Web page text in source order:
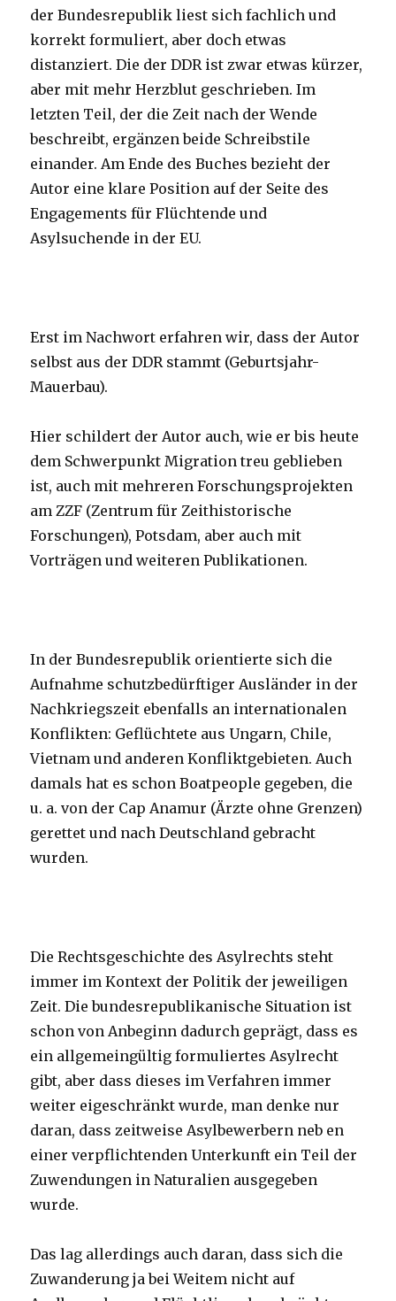
der Bundesrepublik liest sich fachlich und
korrekt formuliert, aber doch etwas
distanziert. Die der DDR ist zwar etwas kürzer,
aber mit mehr Herzblut geschrieben. Im
letzten Teil, der die Zeit nach der Wende
beschreibt, ergänzen beide Schreibstile
einander. Am Ende des Buches bezieht der
Autor eine klare Position auf der Seite des
Engagements für Flüchtende und
Asylsuchende in der EU.
Erst im Nachwort erfahren wir, dass der Autor
selbst aus der DDR stammt (Geburtsjahr-
Mauerbau).
Hier schildert der Autor auch, wie er bis heute
dem Schwerpunkt Migration treu geblieben
ist, auch mit mehreren Forschungsprojekten
am ZZF (Zentrum für Zeithistorische
Forschungen), Potsdam, aber auch mit
Vorträgen und weiteren Publikationen.
In der Bundesrepublik orientierte sich die
Aufnahme schutzbedürftiger Ausländer in der
Nachkriegszeit ebenfalls an internationalen
Konflikten: Geflüchtete aus Ungarn, Chile,
Vietnam und anderen Konfliktgebieten. Auch
damals hat es schon Boatpeople gegeben, die
u. a. von der Cap Anamur (Ärzte ohne Grenzen)
gerettet und nach Deutschland gebracht
wurden.
Die Rechtsgeschichte des Asylrechts steht
immer im Kontext der Politik der jeweiligen
Zeit. Die bundesrepublikanische Situation ist
schon von Anbeginn dadurch geprägt, dass es
ein allgemeingültig formuliertes Asylrecht
gibt, aber dass dieses im Verfahren immer
weiter eigeschränkt wurde, man denke nur
daran, dass zeitweise Asylbewerbern neb en
einer verpflichtenden Unterkunft ein Teil der
Zuwendungen in Naturalien ausgegeben
wurde.
Das lag allerdings auch daran, dass sich die
Zuwanderung ja bei Weitem nicht auf